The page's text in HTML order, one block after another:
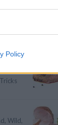
Policy
ein
Wild,